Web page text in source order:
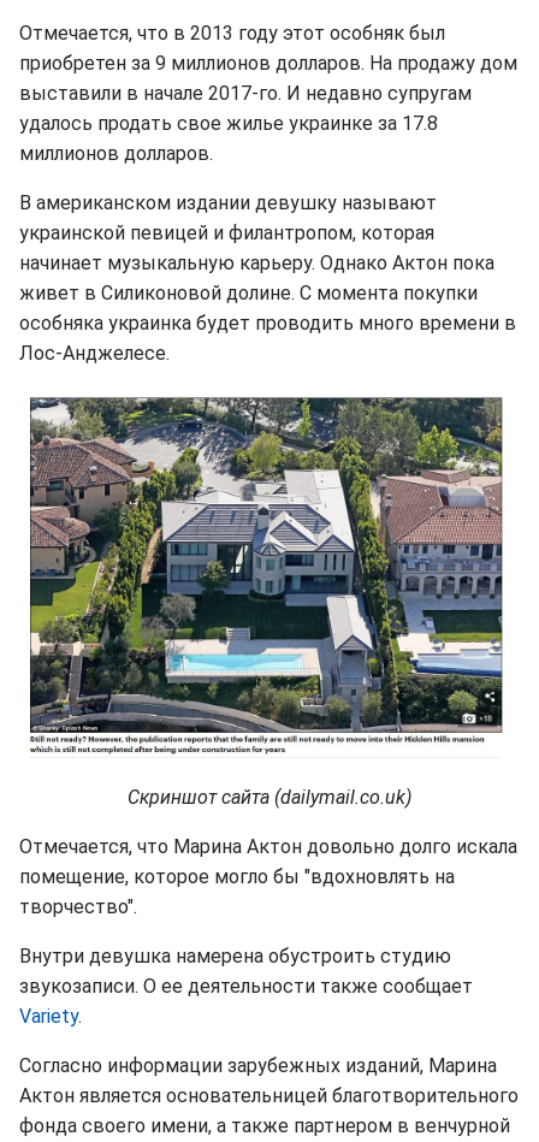
Отмечается, что в 2013 году этот особняк был
приобретен за 9 миллионов долларов. На продажу дом
выставили в начале 2017-го. И недавно супругам
удалось продать свое жилье украинке за 17.8
миллионов долларов.
В американском издании девушку называют
украинской певицей и филантропом, которая
начинает музыкальную карьеру. Однако Актон пока
живет в Силиконовой долине. С момента покупки
особняка украинка будет проводить много времени в
Лос-Анджелесе.
Скриншот сайта (dailymail.co.uk)
Отмечается, что Марина Актон довольно долго искала
помещение, которое могло бы "вдохновлять на
творчество".
Внутри девушка намерена обустроить студию
звукозаписи. О ее деятельности также сообщает
Variety.
Согласно информации зарубежных изданий, Марина
Актон является основательницей благотворительного
фонда своего имени, а также партнером в венчурной